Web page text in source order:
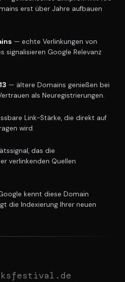
erst über Jahre aufbauen
— echte Verlinkungen von
signalisieren Google Relevanz
— ältere Domains genießen bei
als Neuregistrierungen.
Link-Stärke, die direkt auf
wird.
das die
verlinkenden Quellen
kennt diese Domain
die Indexierung Ihrer neuen